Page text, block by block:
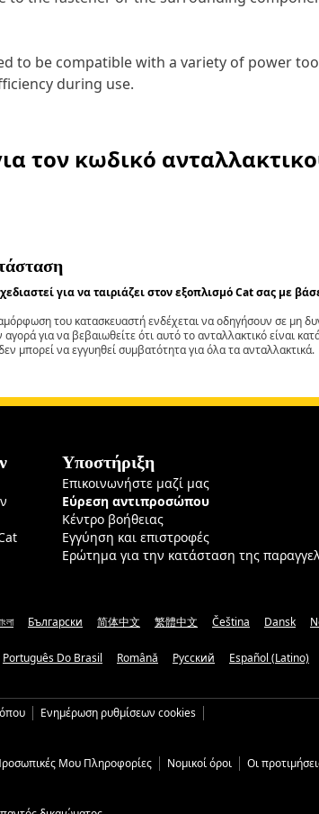
to be compatible with a variety of power
during use.
τον κωδικό
για να ταιριάζει στον εξοπλισμό Cat σας με
του κατασκευαστή ενδέχεται να οδηγήσουν σε μη
για να βεβαιωθείτε ότι αυτό το ανταλλακτικό είναι
μπορεί να εγγυηθεί συμβατότητα για όλα τα ανταλλακτικά.
Υποστήριξη
Επικοινωνήστε μαζί μας
Εύρεση αντιπροσώπου
Κέντρο βοήθειας
Εγγύηση και επιστροφές
Ερώτημα για την κατάσταση της
Български 简体中文 繁體中文 Čeština Dansk
Português Do Brasil Română Русский Español (Latino)
Ενημέρωση ρυθμίσεων cookies
Μου Πληροφορίες Νομικοί όροι Οι